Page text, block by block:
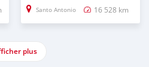
Santo Antonio 16 528 km
plus